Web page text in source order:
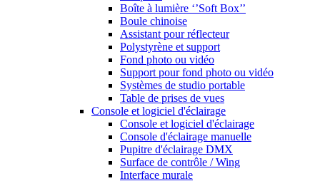
Boîte à lumière ‘’Soft Box’’
Boule chinoise
Assistant pour réflecteur
Polystyrène et support
Fond photo ou vidéo
Support pour fond photo ou vidéo
Systèmes de studio portable
Table de prises de vues
Console et logiciel d'éclairage
Console et logiciel d'éclairage
Console d'éclairage manuelle
Pupitre d'éclairage DMX
Surface de contrôle / Wing
Interface murale